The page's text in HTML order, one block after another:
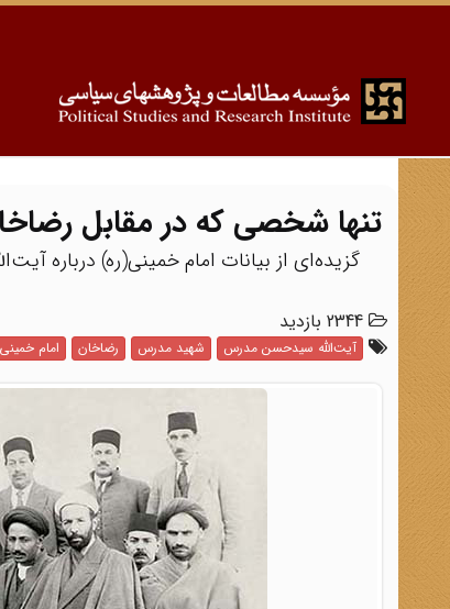
تنها شخصی که در مقابل
گزیده‌ای از بیانات امام خمینی(ره) درباره
آیت‌الله سیدحسن مدرس شهید مدرس رضاخان امام خمینی